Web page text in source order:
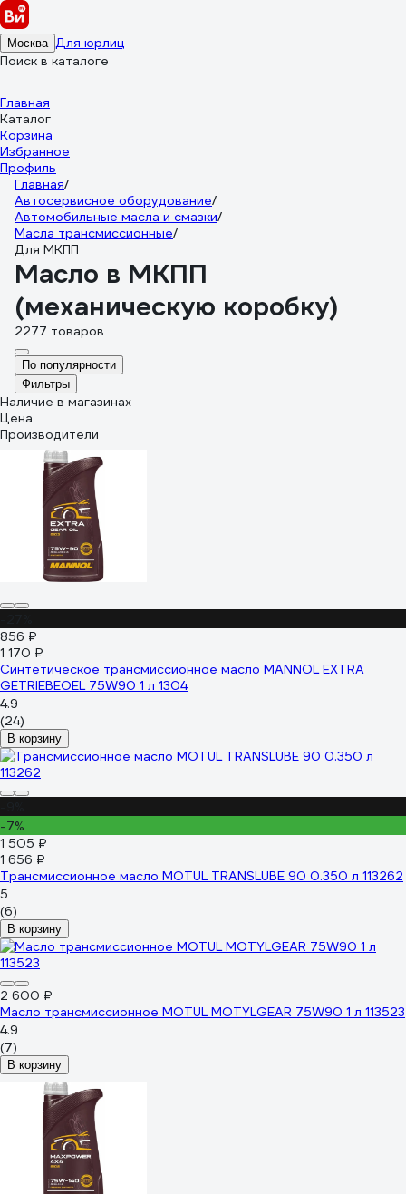
Москва Для юрлиц
Поиск в каталоге
Главная
Каталог
Корзина
Избранное
Профиль
Главная/
Автосервисное оборудование/
Автомобильные масла и смазки/
Масла трансмиссионные/
Для МКПП
Масло в МКПП
(механическую коробку)
2277 товаров
По популярности
Фильтры
Наличие в магазинах
Цена
Производители
856 ₽
1 170 ₽
Синтетическое трансмиссионное масло MANNOL EXTRA
GETRIEBEOEL 75W90 1 л 1304
4.9
(24)
В корзину
-7%
1 505 ₽
1 656 ₽
Трансмиссионное масло MOTUL TRANSLUBE 90 0.350 л 113262
5
(6)
В корзину
2 600 ₽
Масло трансмиссионное MOTUL MOTYLGEAR 75W90 1 л 113523
4.9
(7)
В корзину